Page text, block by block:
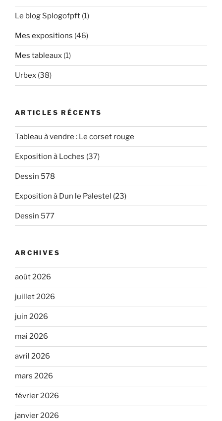
Le blog Splogofpft (1)
Mes expositions (46)
Mes tableaux (1)
Urbex (38)
ARTICLES RÉCENTS
Tableau à vendre : Le corset rouge
Exposition à Loches (37)
Dessin 578
Exposition à Dun le Palestel (23)
Dessin 577
ARCHIVES
août 2026
juillet 2026
juin 2026
mai 2026
avril 2026
mars 2026
février 2026
janvier 2026